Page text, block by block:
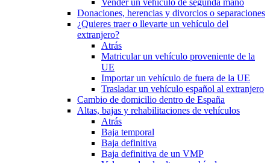
Vender un vehículo de segunda mano
Donaciones, herencias y divorcios o separaciones
¿Quieres traer o llevarte un vehículo del
extranjero?
Atrás
Matricular un vehículo proveniente de la
UE
Importar un vehículo de fuera de la UE
Trasladar un vehículo español al extranjero
Cambio de domicilio dentro de España
Altas, bajas y rehabilitaciones de vehículos
Atrás
Baja temporal
Baja definitiva
Baja definitiva de un VMP